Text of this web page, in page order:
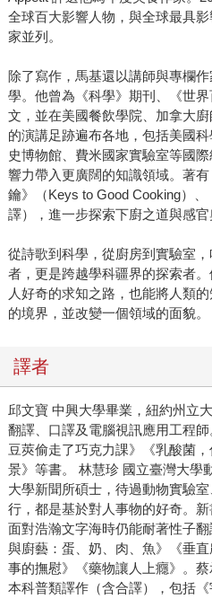
全球百大影響人物，與全球最具
家並列。
除了寫作，馬基還以講師與專欄
學。他曾為《科學》期刊、《世
文，並在美國餐飲學院、加拿大
的演講足跡遍布各地，包括美國
史博物館、費米國家實驗室等國
響力帶入更廣闊的知識領域。著
鑰》（Keys to Good Cooking）
譯），進一步探索下廚之道與感官
從詩歌到科學，從廚房到實驗室
者，更是跨越學科疆界的探索者
人好奇的求知之路，也能將人類
的境界，並改變一個領域的面貌。
譯者
邱文寶 中興大學畢業，紐約州立
翻譯、口譯及電腦視訊應用工程
豆莢偷走了巧克力課》《乳酸菌
景》等書。 林慧珍 國立臺灣大學
大學新聞所碩士，待過動物實驗
行，都是基於對人事物的好奇。
面對浩瀚文字海時仍能耐著性子
與廚藝：蛋、奶、肉、魚》《垂
事的撫慰》《藥物讓人上癮》。 蔡
本科普類譯作（含合譯），包括